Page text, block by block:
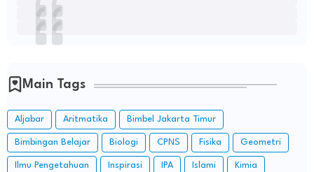
Main Tags
Aljabar Aritmatika Bimbel Jakarta Timur
Bimbingan Belajar Biologi CPNS Fisika Geometri
Ilmu Pengetahuan Inspirasi IPA Islami Kimia